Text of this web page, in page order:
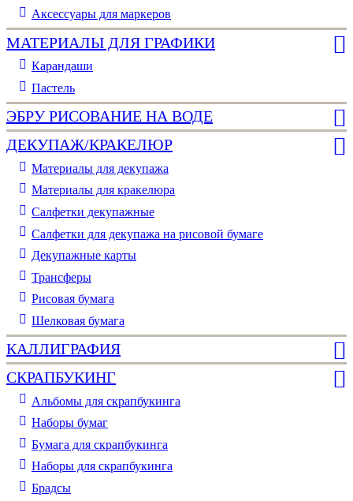
Аксессуары для маркеров
МАТЕРИАЛЫ ДЛЯ ГРАФИКИ
Карандаши
Пастель
ЭБРУ РИСОВАНИЕ НА ВОДЕ
ДЕКУПАЖ/КРАКЕЛЮР
Материалы для декупажа
Материалы для кракелюра
Cалфетки декупажные
Салфетки для декупажа на рисовой бумаге
Декупажные карты
Трансферы
Рисовая бумага
Шелковая бумага
КАЛЛИГРАФИЯ
СКРАПБУКИНГ
Альбомы для скрапбукинга
Наборы бумаг
Бумага для скрапбукинга
Наборы для скрапбукинга
Брадсы